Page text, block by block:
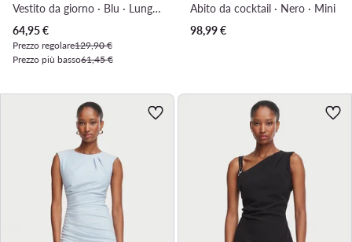
Vestito da giorno · Blu · Lunghezza 3/4
Prezzo attuale
64,95€
Prezzo regolare129,90 €
Prezzo più basso61,45 €
Abito da cocktail · Nero · Mini
98,99€